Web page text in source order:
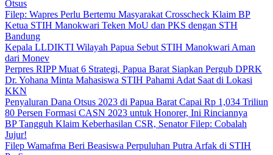
Otsus
Filep: Wapres Perlu Bertemu Masyarakat Crosscheck Klaim BP
Ketua STIH Manokwari Teken MoU dan PKS dengan STH
Bandung
Kepala LLDIKTI Wilayah Papua Sebut STIH Manokwari Aman
dari Monev
Perpres RIPP Muat 6 Strategi, Papua Barat Siapkan Pergub DPRK
Dr. Yohana Minta Mahasiswa STIH Pahami Adat Saat di Lokasi
KKN
Penyaluran Dana Otsus 2023 di Papua Barat Capai Rp 1,034 Triliun
80 Persen Formasi CASN 2023 untuk Honorer, Ini Rinciannya
BP Tangguh Klaim Keberhasilan CSR, Senator Filep: Cobalah
Jujur!
Filep Wamafma Beri Beasiswa Perpuluhan Putra Arfak di STIH